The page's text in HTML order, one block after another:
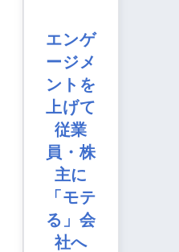
エンゲ
ージメ
ントを
上げて
従業
員・株
主に
「モテ
る」会
社へ